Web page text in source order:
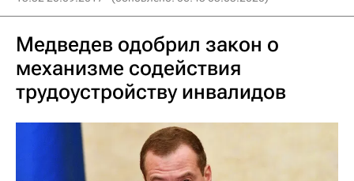
Медведев одобрил закон о
механизме содействия
трудоустройству инвалидов